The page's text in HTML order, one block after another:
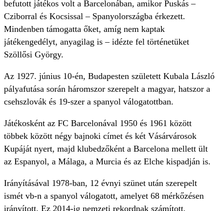
befutott játékos volt a Barcelonában, amikor Puskás –
Cziborral és Kocsissal – Spanyolországba érkezett.
Mindenben támogatta őket, amíg nem kaptak
játékengedélyt, anyagilag is – idézte fel történetüket
Szöllősi György.
Az 1927. június 10-én, Budapesten született Kubala László
pályafutása során háromszor szerepelt a magyar, hatszor a
csehszlovák és 19-szer a spanyol válogatottban.
Játékosként az FC Barcelonával 1950 és 1961 között
többek között négy bajnoki címet és két Vásárvárosok
Kupáját nyert, majd klubedzőként a Barcelona mellett ült
az Espanyol, a Málaga, a Murcia és az Elche kispadján is.
Irányításával 1978-ban, 12 évnyi szünet után szerepelt
ismét vb-n a spanyol válogatott, amelyet 68 mérkőzésen
irányított. Ez 2014-ig nemzeti rekordnak számított,